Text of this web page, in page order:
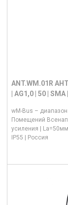
ANT.WM.01R
| AG1,0 | 50 | SMA
wM-Bus –
Помещений
усиления |
IP55 | Россия